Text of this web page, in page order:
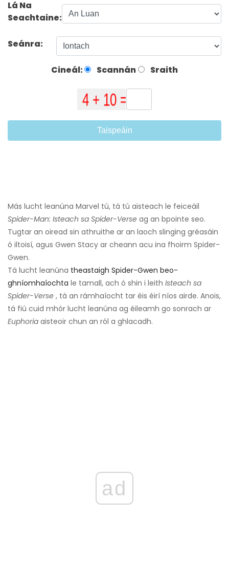
Lá Na
Seachtaine:
Seánra:
Cineál: Scannán Sraith
Taispeáin
Más lucht leanúna Marvel tú, tá tú aisteach le feiceáil
Spider-Man: Isteach sa Spider-Verse ag an bpointe seo.
Tugtar an oiread sin athruithe ar an laoch slinging gréasáin
ó iltoisí, agus Gwen Stacy ar cheann acu ina fhoirm Spider-
Gwen.
Tá lucht leanúna theastaigh Spider-Gwen beo-
ghníomhaíochta le tamall, ach ó shin i leith Isteach sa
Spider-Verse , tá an rámhaíocht tar éis éirí níos airde. Anois,
tá fiú cuid mhór lucht leanúna ag éileamh go sonrach ar
Euphoria aisteoir chun an ról a ghlacadh.
ad